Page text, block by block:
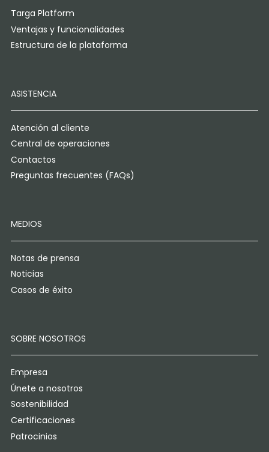
Targa Platform
Ventajas y funcionalidades
Estructura de la plataforma
ASISTENCIA
Atención al cliente
Central de operaciones
Contactos
Preguntas frecuentes (FAQs)
MEDIOS
Notas de prensa
Noticias
Casos de éxito
SOBRE NOSOTROS
Empresa
Únete a nosotros
Sostenibilidad
Certificaciones
Patrocinios